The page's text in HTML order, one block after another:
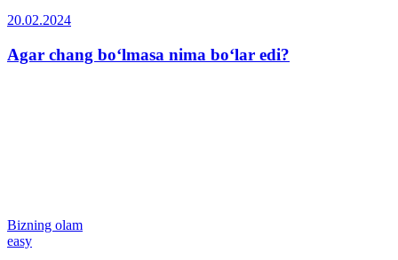
20.02.2024
Agar chang bo‘lmasa nima bo‘lar edi?
Bizning olam
easy